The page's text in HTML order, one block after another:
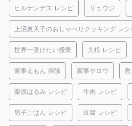
ヒルナンデス レシピ リュウジ
上沼恵美子のおしゃべりクッキング レシ
世界一受けたい授業 大根 レシピ
家事えもん 掃除 家事ヤロウ
栗原はるみ レシピ 牛肉 レシピ
男子ごはん レシピ 豆腐 レシピ